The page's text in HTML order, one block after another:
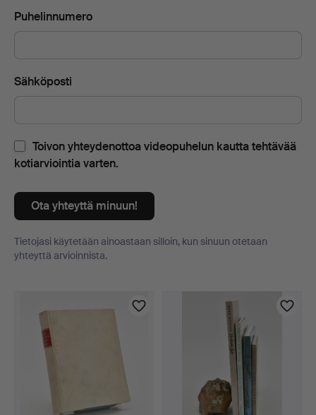
Puhelinnumero
Sähköposti
Toivon yhteydenottoa videopuhelun kautta tehtävää
kotiarviointia varten.
Ota yhteyttä minuun!
Tietojasi käytetään ainoastaan silloin, kun sinuun otetaan
yhteyttä arvioinnista.